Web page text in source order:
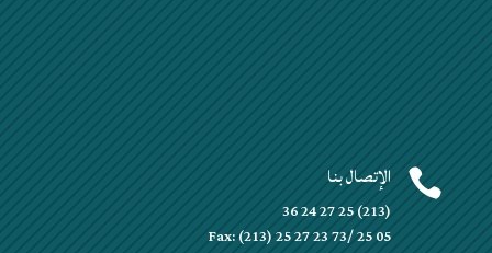
 الإتصال بنا
(213) 25 27 24 36
Fax: (213) 25 27 23 73/ 25 05